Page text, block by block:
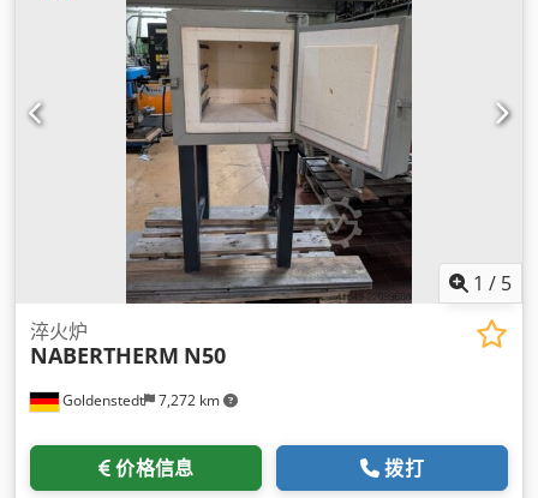
1 / 5
Goldenstedt 7,272 km
淬火炉
NABERTHERM N50
价格信息 拨打